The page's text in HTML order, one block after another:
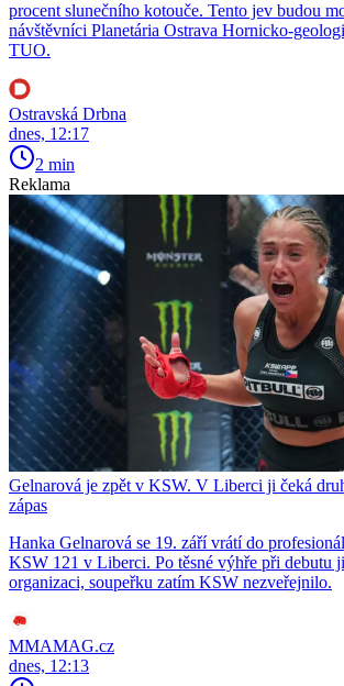
procent slunečního kotouče. Tento jev budou
návštěvníci Planetária Ostrava Hornicko-
TUO.
Ostravská Drbna
dnes, 12:17
2 min
Reklama
Gelnarová je zpět v KSW. V Liberci ji čeká
zápas
Hanka Gelnarová se 19. září vrátí do
KSW 121 v Liberci. Po těsné výhře při debutu
organizaci, soupeřku zatím KSW nezveřejnilo.
MMAMAG.cz
dnes, 12:13